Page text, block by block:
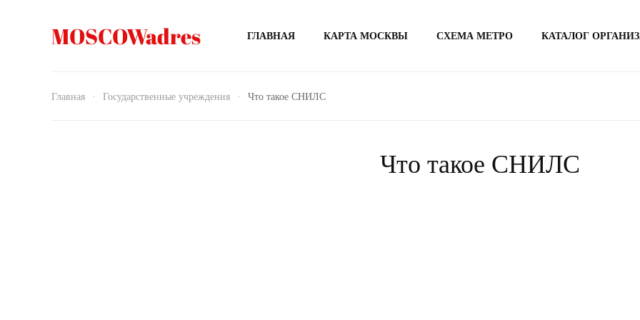
MOSCOWadres ГЛАВНАЯ КАРТА МОСКВЫ СХЕМА МЕТРО КАТАЛОГ
Главная Государственные учреждения Что такое СНИЛС
Что такое СНИЛС